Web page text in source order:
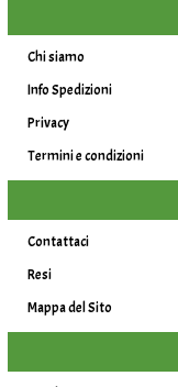
Chi siamo
Info Spedizioni
Privacy
Termini e condizioni
Contattaci
Resi
Mappa del Sito